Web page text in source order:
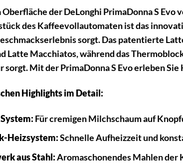
der DeLonghi PrimaDonna S
des Kaffeevollautomaten ist das
sorgt. Das patentierte
Latte Macchiatos, während das
Mit der PrimaDonna S Evo erleben
Highlights im Detail:
Für cremigen Milchschaum auf
Heizsystem:Schnelle Aufheizzeit und
aus Stahl:Aromaschonendes Mahlen der